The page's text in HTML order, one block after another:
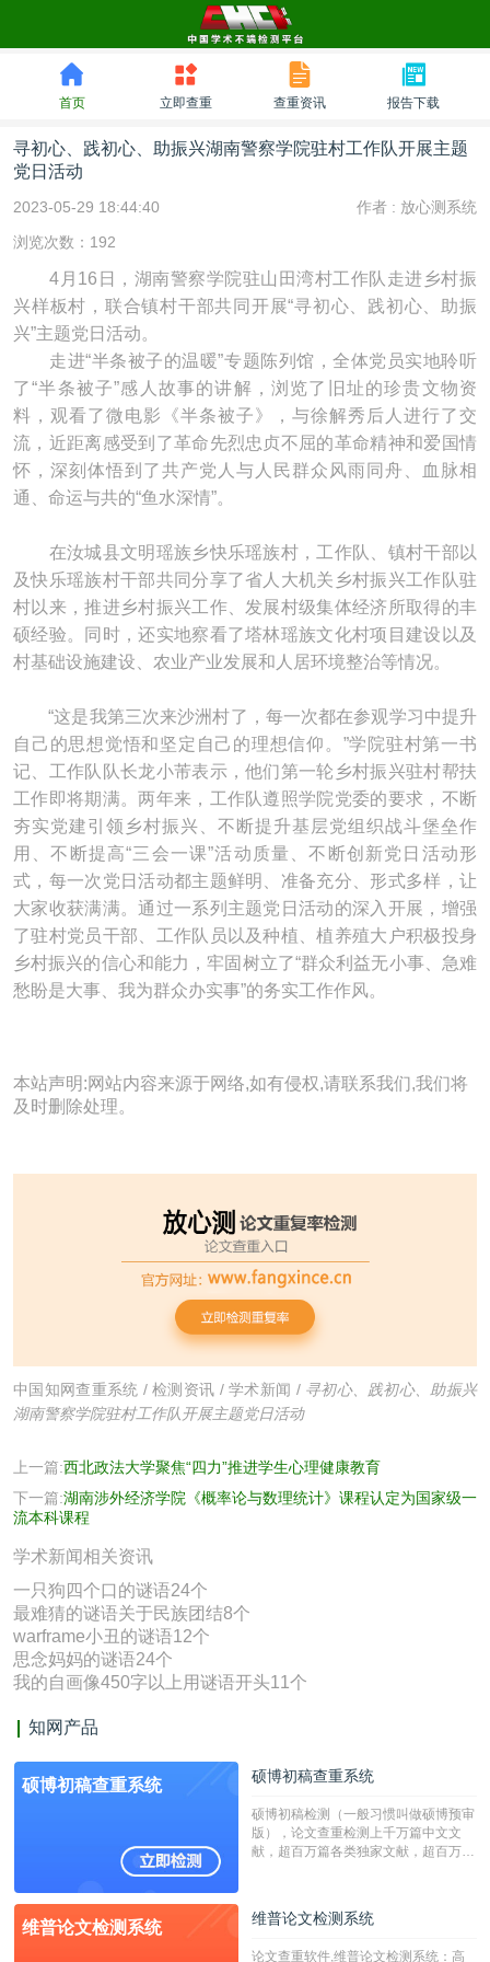
首页 立即查重 查重资讯 报告下载
寻初心、践初心、助振兴湖南警察学院驻村工作队开展主题
党日活动
2023-05-29 18:44:40 作者 : 放心测系统
浏览次数：192
4月16日，湖南警察学院驻山田湾村工作队走进乡村振
兴样板村，联合镇村干部共同开展“寻初心、践初心、助振
兴”主题党日活动。
走进“半条被子的温暖”专题陈列馆，全体党员实地聆听
了“半条被子”感人故事的讲解，浏览了旧址的珍贵文物资
料，观看了微电影《半条被子》，与徐解秀后人进行了交
流，近距离感受到了革命先烈忠贞不屈的革命精神和爱国情
怀，深刻体悟到了共产党人与人民群众风雨同舟、血脉相
通、命运与共的“鱼水深情”。
在汝城县文明瑶族乡快乐瑶族村，工作队、镇村干部以
及快乐瑶族村干部共同分享了省人大机关乡村振兴工作队驻
村以来，推进乡村振兴工作、发展村级集体经济所取得的丰
硕经验。同时，还实地察看了塔林瑶族文化村项目建设以及
村基础设施建设、农业产业发展和人居环境整治等情况。
“这是我第三次来沙洲村了，每一次都在参观学习中提升
自己的思想觉悟和坚定自己的理想信仰。”学院驻村第一书
记、工作队队长龙小芾表示，他们第一轮乡村振兴驻村帮扶
工作即将期满。两年来，工作队遵照学院党委的要求，不断
夯实党建引领乡村振兴、不断提升基层党组织战斗堡垒作
用、不断提高“三会一课”活动质量、不断创新党日活动形
式，每一次党日活动都主题鲜明、准备充分、形式多样，让
大家收获满满。通过一系列主题党日活动的深入开展，增强
了驻村党员干部、工作队员以及种植、植养殖大户积极投身
乡村振兴的信心和能力，牢固树立了“群众利益无小事、急难
愁盼是大事、我为群众办实事”的务实工作作风。
本站声明:网站内容来源于网络,如有侵权,请联系我们,我们将
及时删除处理。
中国知网查重系统 /检测资讯 / 学术新闻 / 寻初心、践初心、助振兴
湖南警察学院驻村工作队开展主题党日活动
上一篇:西北政法大学聚焦“四力”推进学生心理健康教育
下一篇:湖南涉外经济学院《概率论与数理统计》课程认定为国家级一
流本科课程
学术新闻相关资讯
一只狗四个口的谜语24个
最难猜的谜语关于民族团结8个
warframe小丑的谜语12个
思念妈妈的谜语24个
我的自画像450字以上用谜语开头11个
知网产品
硕博初稿查重系统 硕博初稿查重系统
硕博初稿检测（一般习惯叫做硕博预审
版），论文查重检测上千万篇中文文
献，超百万篇各类独家文献，超百万港
校用来检测硕博论文的系统，检测范围
广，数据来源真实，检测算法合理!本
维普论文检测系统 维普论文检测系统
论文查重软件,维普论文检测系统：高